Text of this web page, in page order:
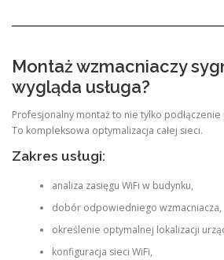
Montaż wzmacniaczy
wygląda usługa?
Profesjonalny montaż to nie tylko
To kompleksowa optymalizacja całej sieci.
Zakres usługi:
analiza zasięgu WiFi w budynku,
dobór odpowiedniego wzmacniacza,
określenie optymalnej lokalizacji
konfiguracja sieci WiFi,